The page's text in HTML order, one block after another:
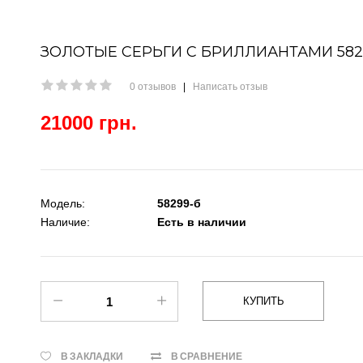
ЗОЛОТЫЕ СЕРЬГИ С БРИЛЛИАНТАМИ
0 отзывов Написать отзыв
21000 грн.
Модель:
58299-б
Наличие:
Есть в наличии
КУПИТЬ
В ЗАКЛАДКИ В СРАВНЕНИЕ